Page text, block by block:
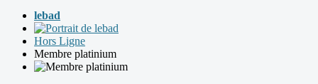
lebad
Hors Ligne
Membre platinium